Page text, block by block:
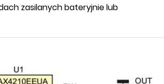
zasilanych bateryjnie lub